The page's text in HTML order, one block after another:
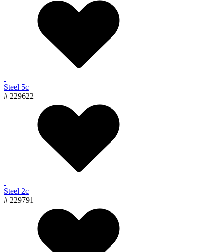
Steel 5с
# 229622
Steel 2с
# 229791